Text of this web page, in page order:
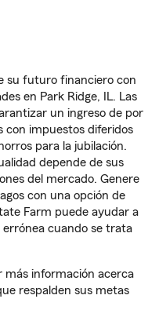
su futuro financiero con
en Park Ridge, IL. Las
un ingreso de por
con impuestos diferidos
para la jubilación.
depende de sus
del mercado. Genere
con una opción de
Farm puede ayudar a
cuando se trata
más información acerca
respalden sus metas